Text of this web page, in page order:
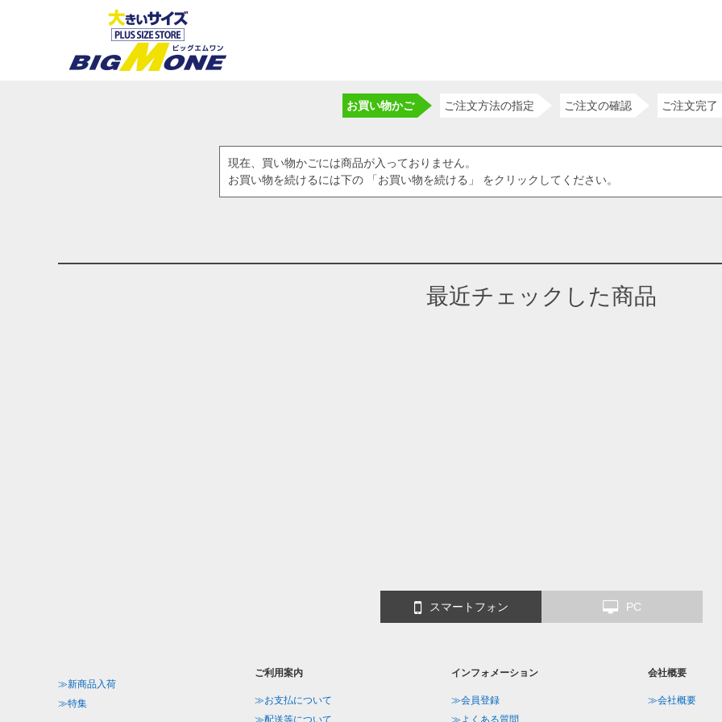
お買い物かご ご注文方法の指定 ご注文の確認 ご注文完了
現在、買い物かごには商品が入っておりません。
お買い物を続けるには下の 「お買い物を続ける」 をクリックしてください。
最近チェックした商品
スマートフォン PC
≫新商品入荷
≫特集
ご利用案内
≫お支払について
≫配送等について
インフォメーション
≫会員登録
≫よくある質問
会社概要
≫会社概要